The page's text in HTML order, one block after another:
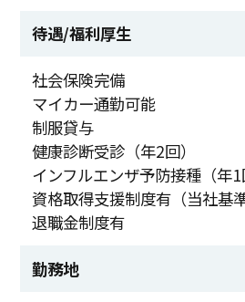
待遇/福利厚生
社会保険完備
マイカー通勤可能
制服貸与
健康診断受診（年2回）
インフルエンザ予防接種（年1
資格取得支援制度有（当社基
退職金制度有
勤務地